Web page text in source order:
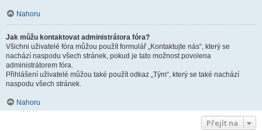
Nahoru
Jak můžu kontaktovat administrátora fóra?
Všichni uživatelé fóra můžou použít formulář „Kontaktujte nás“, který se
nachází naspodu všech stránek, pokud je tato možnost povolena
administrátorem fóra.
Přihlášení uživatelé můžou také použít odkaz „Tým“, který se také nachází
naspodu všech stránek.
Nahoru
Přejít na